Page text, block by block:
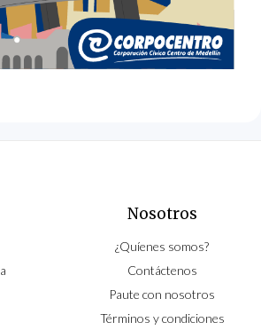
Nosotros
¿Quíenes somos?
Contáctenos
Paute con nosotros
Términos y condiciones